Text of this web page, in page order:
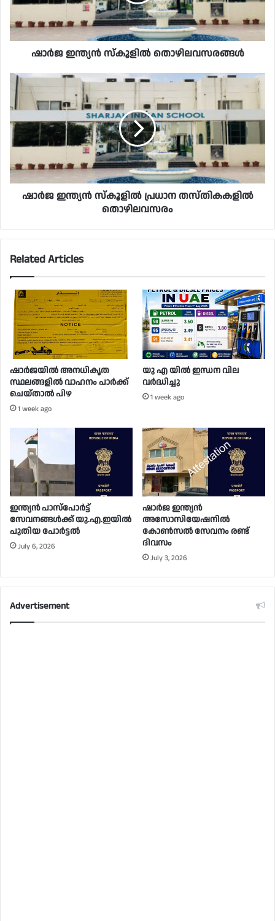
ഷാർജ ഇന്ത്യൻ സ്കൂളിൽ തൊഴിലവസരങ്ങൾ
ഷാർജ ഇന്ത്യൻ സ്‌കൂളിൽ പ്രധാന തസ്തികകളിൽ
തൊഴിലവസരം
Related Articles
ഷാർജയിൽ അനധികൃത
സ്ഥലങ്ങളിൽ വാഹനം പാർക്ക്
ചെയ്താൽ പിഴ
1 week ago
യു എ യിൽ ഇന്ധന വില
വർദ്ധിച്ചു
1 week ago
ഇന്ത്യൻ പാസ്പോർട്ട്
സേവനങ്ങൾക്ക് യു.എ.ഇയിൽ
പുതിയ പോർട്ടൽ
July 6, 2026
ഷാർജ ഇന്ത്യൻ
അസോസിയേഷനിൽ
കോൺസൽ സേവനം രണ്ട്
ദിവസം
July 3, 2026
Advertisement